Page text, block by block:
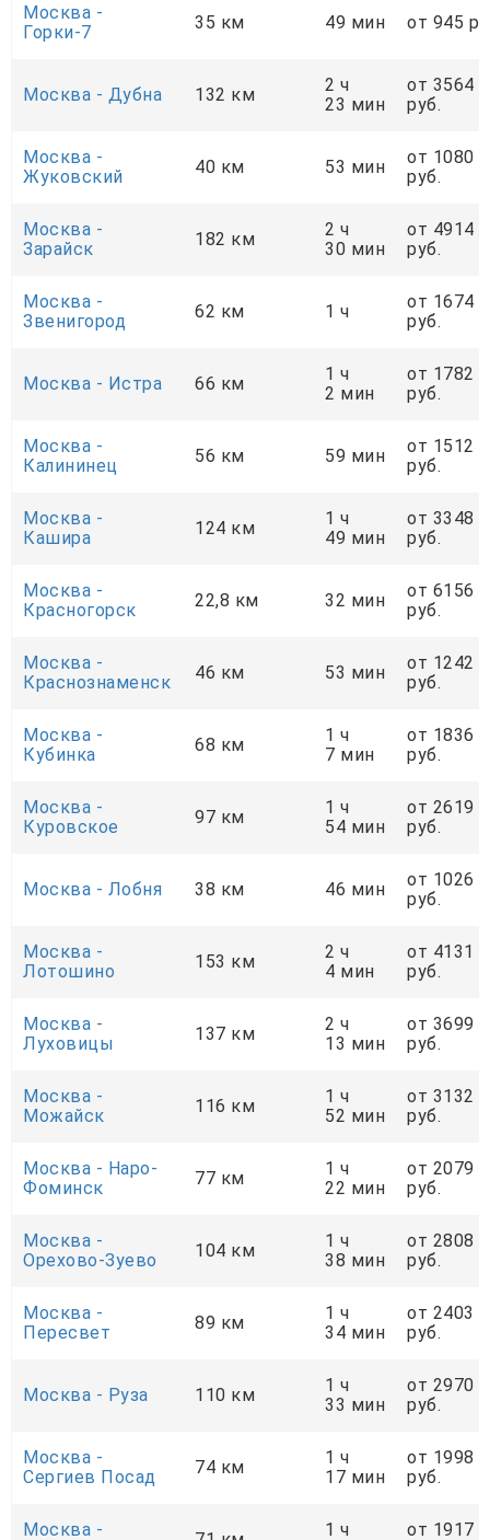
Москва -
Горки-7
35 км 49 мин от 945
Москва - Дубна 132 км
2 ч
23 мин
от 3564
руб.
Москва -
Жуковский
40 км 53 мин
от 1080
руб.
Москва -
Зарайск
182 км
2 ч
30 мин
от 4914
руб.
Москва -
Звенигород
62 км 1 ч
от 1674
руб.
Москва - Истра 66 км
1 ч
2 мин
от 1782
руб.
Москва -
Калининец
56 км 59 мин
от 1512
руб.
Москва -
Кашира
124 км
1 ч
49 мин
от 3348
руб.
Москва -
Красногорск
22,8 км 32 мин
от 6156
руб.
Москва -
Краснознаменск
46 км 53 мин
от 1242
руб.
Москва -
Кубинка
68 км
1 ч
7 мин
от 1836
руб.
Москва -
Куровское
97 км
1 ч
54 мин
от 2619
руб.
Москва - Лобня 38 км 46 мин
от 1026
руб.
Москва -
Лотошино
153 км
2 ч
4 мин
от 4131
руб.
Москва -
Луховицы
137 км
2 ч
13 мин
от 3699
руб.
Москва -
Можайск
116 км
1 ч
52 мин
от 3132
руб.
Москва - Наро-
Фоминск
77 км
1 ч
22 мин
от 2079
руб.
Москва -
Орехово-Зуево
104 км
1 ч
38 мин
от 2808
руб.
Москва -
Пересвет
89 км
1 ч
34 мин
от 2403
руб.
Москва - Руза 110 км
1 ч
33 мин
от 2970
руб.
Москва -
Сергиев Посад
74 км
1 ч
17 мин
от 1998
руб.
Москва -
1 ч
от 1917